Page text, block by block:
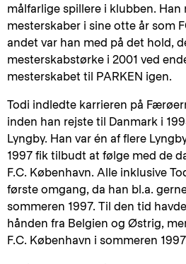
målfarlige spillere i klubben. Han
mesterskaber i sine otte år som
andet var han med på det hold,
mesterskabstørke i 2001 ved
mesterskabet til PARKEN igen.
Todi indledte karrieren på
inden han rejste til Danmark i
Lyngby. Han var én af flere
1997 fik tilbudt at følge med de
F.C. København. Alle inklusive
første omgang, da han bl.a.
sommeren 1997. Til den tid
hånden fra Belgien og Østrig,
F.C. København i sommeren